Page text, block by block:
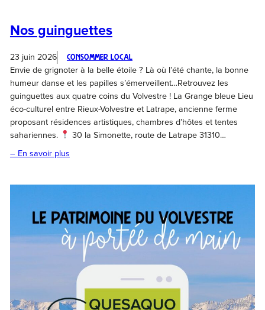
Nos guinguettes
23 juin 2026 Consommer local
Envie de grignoter à la belle étoile ? Là où l’été chante, la bonne
humeur danse et les papilles s’émerveillent…Retrouvez les
guinguettes aux quatre coins du Volvestre ! La Grange bleue Lieu
éco-culturel entre Rieux-Volvestre et Latrape, ancienne ferme
proposant résidences artistiques, chambres d’hôtes et tentes
sahariennes.
30 la Simonette, route de Latrape 31310…
– En savoir plus